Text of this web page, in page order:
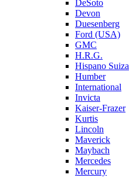
DeSoto
Devon
Duesenberg
Ford (USA)
GMC
H.R.G.
Hispano Suiza
Humber
International
Invicta
Kaiser-Frazer
Kurtis
Lincoln
Maverick
Maybach
Mercedes
Mercury